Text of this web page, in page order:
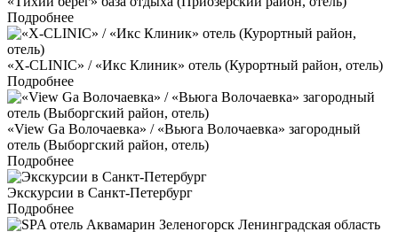
Подробнее
«X-CLINIC» / «Икс Клиник» отель (Курортный район, отель)
Подробнее
«View Ga Волочаевка» / «Вьюга Волочаевка» загородный
отель (Выборгский район, отель)
Подробнее
Экскурсии в Санкт-Петербург
Подробнее